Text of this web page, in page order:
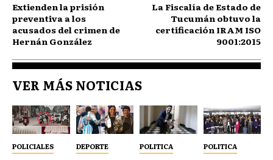
Extienden la prisión
preventiva a los
acusados del crimen de
Hernán González
La Fiscalía de Estado de
Tucumán obtuvo la
certificación IRAM ISO
9001:2015
VER MÁS NOTICIAS
POLICIALES DEPORTE POLITICA POLITICA